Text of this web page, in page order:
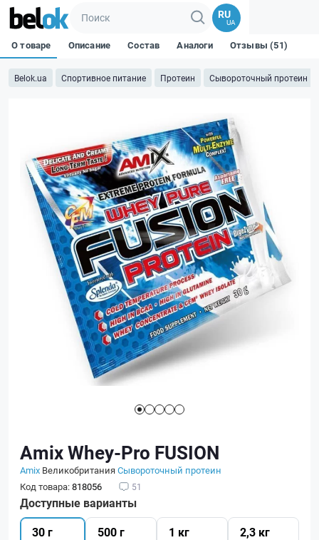
RU
UA
Belok.ua Спортивное питание Протеин Сывороточный протеин
О товаре Описание Состав Аналоги Отзывы (51)
Amix Whey-Pro FUSION
Amix ВеликобританияСывороточный протеин
Код товара:818056 51
Доступные варианты
30 г
500 г 1 кг 2,3 кг